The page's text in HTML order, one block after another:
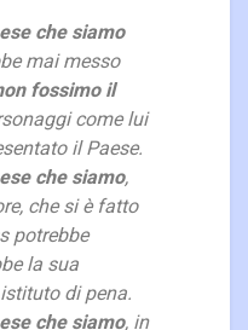
che siamo
mai messo
fossimo il
come lui
il Paese.
che siamo,
che si è fatto
potrebbe
la sua
di pena.
che siamo, in